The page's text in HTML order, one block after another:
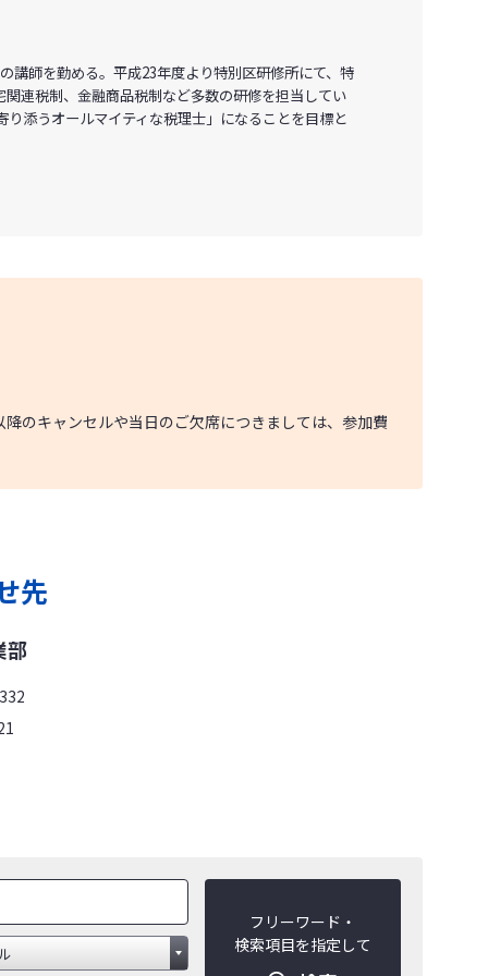
講師を勤める。平成23年度より特別区研修所にて、特
連税制、金融商品税制など多数の研修を担当してい
添うオールマイティな税理士」になることを目標と
のキャンセルや当日のご欠席につきましては、参加費
先
部
フリーワード・
検索項目を指定して